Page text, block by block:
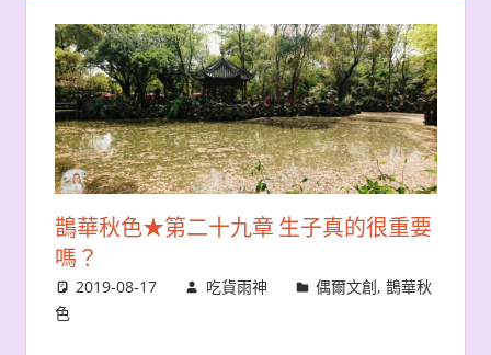
鵲華秋色★第二十九章 生子真的很重要
嗎？
2019-08-17 吃貨雨神 偶爾文創,鵲華秋
色